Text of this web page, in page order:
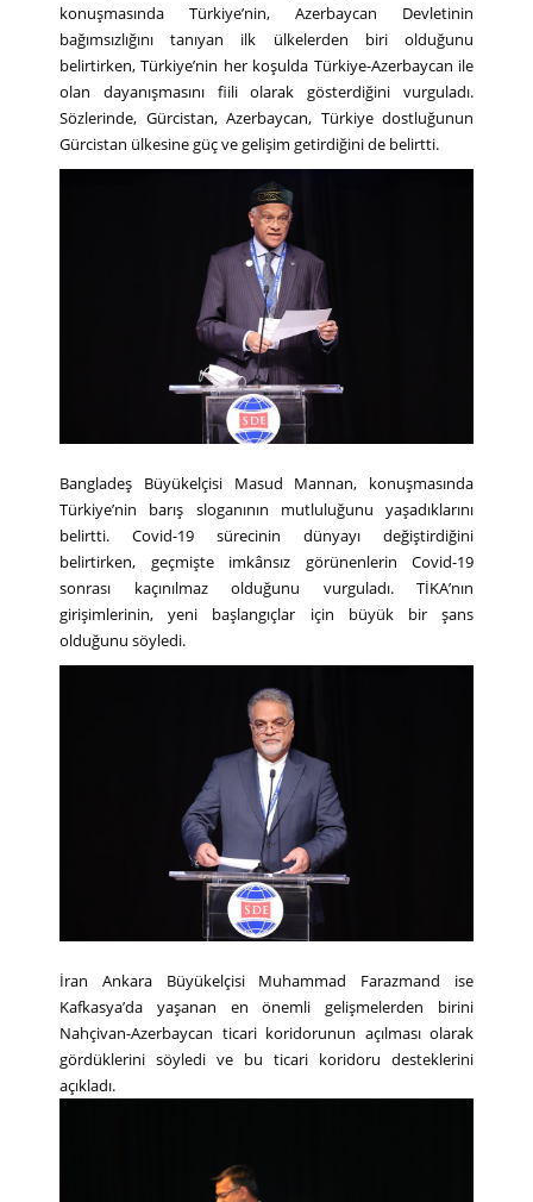
konuşmasında Türkiye’nin, Azerbaycan Devletinin
bağımsızlığını tanıyan ilk ülkelerden biri olduğunu
belirtirken, Türkiye’nin her koşulda Türkiye-Azerbaycan ile
olan dayanışmasını fiili olarak gösterdiğini vurguladı.
Sözlerinde, Gürcistan, Azerbaycan, Türkiye dostluğunun
Gürcistan ülkesine güç ve gelişim getirdiğini de belirtti.
Bangladeş Büyükelçisi Masud Mannan, konuşmasında
Türkiye’nin barış sloganının mutluluğunu yaşadıklarını
belirtti. Covid-19 sürecinin dünyayı değiştirdiğini
belirtirken, geçmişte imkânsız görünenlerin Covid-19
sonrası kaçınılmaz olduğunu vurguladı. TİKA’nın
girişimlerinin, yeni başlangıçlar için büyük bir şans
olduğunu söyledi.
İran Ankara Büyükelçisi Muhammad Farazmand ise
Kafkasya’da yaşanan en önemli gelişmelerden birini
Nahçivan-Azerbaycan ticari koridorunun açılması olarak
gördüklerini söyledi ve bu ticari koridoru desteklerini
açıkladı.